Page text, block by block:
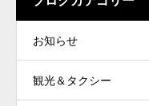
お知らせ
観光＆タクシー